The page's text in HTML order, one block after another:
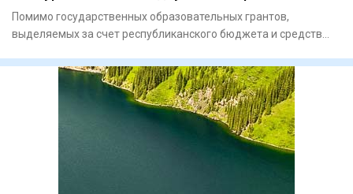
Помимо государственных образовательных грантов,
выделяемых за счет республиканского бюджета и средств